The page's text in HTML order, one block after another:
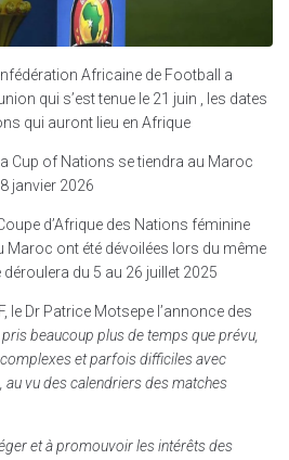
Africaine de Football a
qui s’est tenue le 21 juin , les dates
qui auront lieu en Afrique
Cup of Nations se tiendra au Maroc
janvier 2026
d’Afrique des Nations féminine
Maroc ont été dévoilées lors du même
du 5 au 26 juillet 2025
le Dr Patrice Motsepe l’annonce des
pris beaucoup plus de temps que prévu,
et parfois difficiles avec
vu des calendriers des matches
et à promouvoir les intérêts des